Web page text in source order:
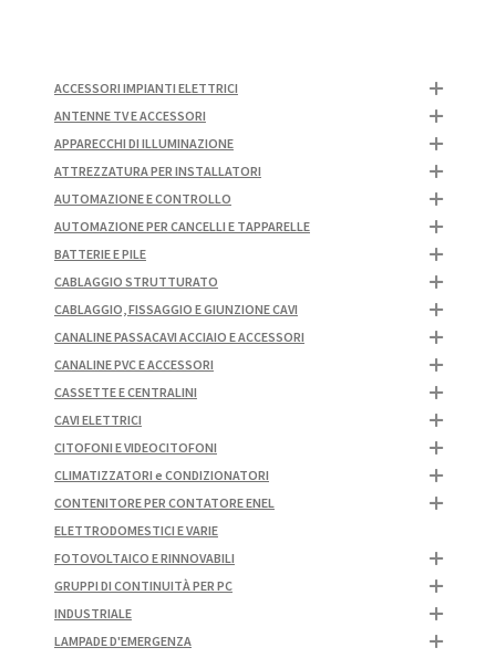
ACCESSORI IMPIANTI ELETTRICI
ANTENNE TV E ACCESSORI
APPARECCHI DI ILLUMINAZIONE
ATTREZZATURA PER INSTALLATORI
AUTOMAZIONE E CONTROLLO
AUTOMAZIONE PER CANCELLI E TAPPARELLE
BATTERIE E PILE
CABLAGGIO STRUTTURATO
CABLAGGIO, FISSAGGIO E GIUNZIONE CAVI
CANALINE PASSACAVI ACCIAIO E ACCESSORI
CANALINE PVC E ACCESSORI
CASSETTE E CENTRALINI
CAVI ELETTRICI
CITOFONI E VIDEOCITOFONI
CLIMATIZZATORI e CONDIZIONATORI
CONTENITORE PER CONTATORE ENEL
ELETTRODOMESTICI E VARIE
FOTOVOLTAICO E RINNOVABILI
GRUPPI DI CONTINUITÀ PER PC
INDUSTRIALE
LAMPADE D'EMERGENZA